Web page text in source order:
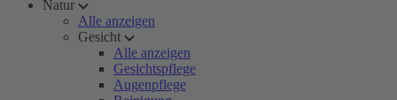
Natur
Alle anzeigen
Gesicht
Alle anzeigen
Gesichtspflege
Augenpflege